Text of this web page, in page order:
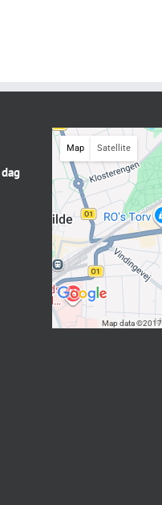
Map data
Map Satellite